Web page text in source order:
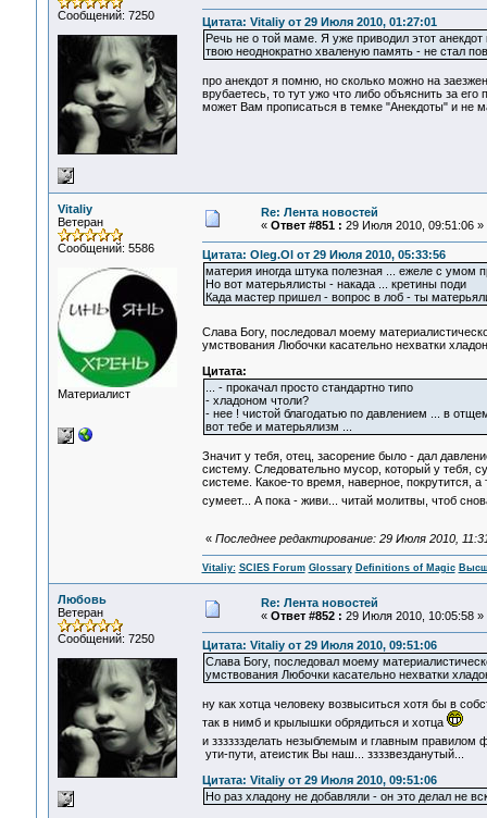
Сообщений: 7250
Цитата: Vitaliy от 29 Июля 2010, 01:27:01
Речь не о той маме. Я уже приводил этот
твою неоднократно хваленую память - не стал
про анекдот я помню, но сколько можно на
врубаетесь, то тут ужо что либо объяснить за
может Вам прописаться в темке "Анекдоты" и не
Vitaliy
Ветеран
Сообщений: 5586
Материалист
Re: Лента новостей
« Ответ #851 : 29 Июля 2010, 09:51:06 »
Цитата: Oleg.Ol от 29 Июля 2010, 05:33:56
материя иногда штука полезная ... ежеле с умом
Но вот матерьялисты - накада ... кретины поди
Када мастер пришел - вопрос в лоб - ты
Слава Богу, последовал моему
умствования Любочки касательно нехватки
Цитата:
... - прокачал просто стандартно типо
- хладоном чтоли?
- нее ! чистой благодатью по давлением ... в
вот тебе и матерьялизм ...
Значит у тебя, отец, засорение было - дал
систему. Следовательно мусор, который у тебя,
системе. Какое-то время, наверное, покрутится,
сумеет... А пока - живи... читай молитвы, чтоб
« Последнее редактирование: 29 Июля 2010,
Vitaliy: SCIES Forum Glossary Definitions of Magic
Любовь
Ветеран
Сообщений: 7250
Re: Лента новостей
« Ответ #852 : 29 Июля 2010, 10:05:58 »
Цитата: Vitaliy от 29 Июля 2010, 09:51:06
Слава Богу, последовал моему
умствования Любочки касательно нехватки
ну как хотца человеку возвыситься хотя бы в
так в нимб и крылышки обрядиться и хотца
и ззззззделать незыблемым и главным
ути-пути, атеистик Вы наш... ззззвезданутый...
Цитата: Vitaliy от 29 Июля 2010, 09:51:06
Но раз хладону не добавляли - он это делал не